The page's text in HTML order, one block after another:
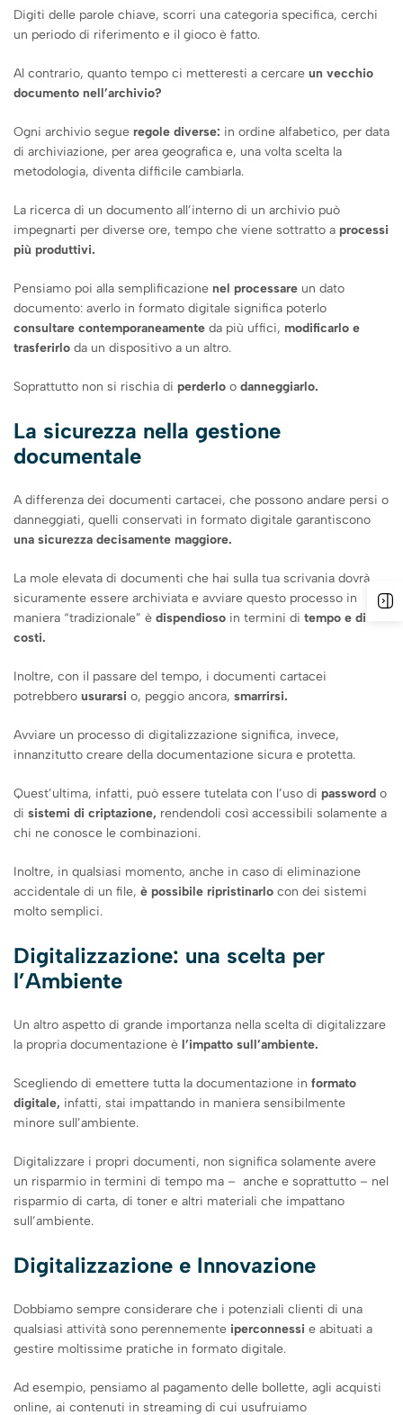
Digiti delle parole chiave, scorri una categoria specifica, cerchi
un periodo di riferimento e il gioco è fatto.
Al contrario, quanto tempo ci metteresti a cercare un vecchio
documento nell’archivio?
Ogni archivio segue regole diverse: in ordine alfabetico, per data
di archiviazione, per area geografica e, una volta scelta la
metodologia, diventa difficile cambiarla.
La ricerca di un documento all’interno di un archivio può
impegnarti per diverse ore, tempo che viene sottratto a processi
più produttivi.
Pensiamo poi alla semplificazione nel processare un dato
documento: averlo in formato digitale significa poterlo
consultare contemporaneamente da più uffici, modificarlo e
trasferirlo da un dispositivo a un altro.
Soprattutto non si rischia di perderlo o danneggiarlo.
La sicurezza nella gestione
documentale
A differenza dei documenti cartacei, che possono andare persi o
danneggiati, quelli conservati in formato digitale garantiscono
una sicurezza decisamente maggiore.
La mole elevata di documenti che hai sulla tua scrivania dovrà
sicuramente essere archiviata e avviare questo processo in
maniera “tradizionale” è dispendioso in termini di tempo e di
costi.
Inoltre, con il passare del tempo, i documenti cartacei
potrebbero usurarsi o, peggio ancora, smarrirsi.
Avviare un processo di digitalizzazione significa, invece,
innanzitutto creare della documentazione sicura e protetta.
Quest’ultima, infatti, può essere tutelata con l’uso di password o
di sistemi di criptazione, rendendoli così accessibili solamente a
chi ne conosce le combinazioni.
Inoltre, in qualsiasi momento, anche in caso di eliminazione
accidentale di un file, è possibile ripristinarlo con dei sistemi
molto semplici.
Digitalizzazione: una scelta per
l’Ambiente
Un altro aspetto di grande importanza nella scelta di digitalizzare
la propria documentazione è l’impatto sull’ambiente.
Scegliendo di emettere tutta la documentazione in formato
digitale, infatti, stai impattando in maniera sensibilmente
minore sull’ambiente.
Digitalizzare i propri documenti, non significa solamente avere
un risparmio in termini di tempo ma – anche e soprattutto – nel
risparmio di carta, di toner e altri materiali che impattano
sull’ambiente.
Digitalizzazione e Innovazione
Dobbiamo sempre considerare che i potenziali clienti di una
qualsiasi attività sono perennemente iperconnessi e abituati a
gestire moltissime pratiche in formato digitale.
Ad esempio, pensiamo al pagamento delle bollette, agli acquisti
online, ai contenuti in streaming di cui usufruiamo